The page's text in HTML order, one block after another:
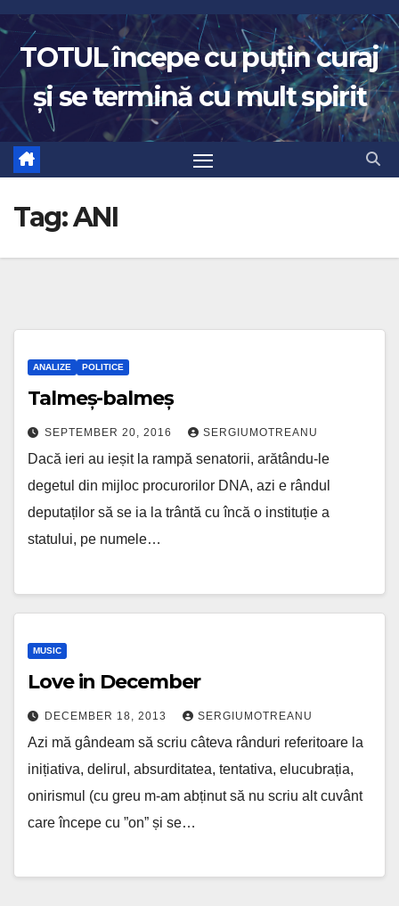
Skip
to
content
TOTUL începe cu puțin curaj
și se termină cu mult spirit
Tag:ANI
ANALIZE POLITICE
Talmeș-balmeș
SEPTEMBER 20, 2016 SERGIUMOTREANU
Dacă ieri au ieșit la rampă senatorii, arătându-le
degetul din mijloc procurorilor DNA, azi e rândul
deputaților să se ia la trântă cu încă o instituție a
statului, pe numele…
MUSIC
Love in December
DECEMBER 18, 2013 SERGIUMOTREANU
Azi mă gândeam să scriu câteva rânduri referitoare la
inițiativa, delirul, absurditatea, tentativa, elucubrația,
onirismul (cu greu m-am abținut să nu scriu alt cuvânt
care începe cu ”on” și se…